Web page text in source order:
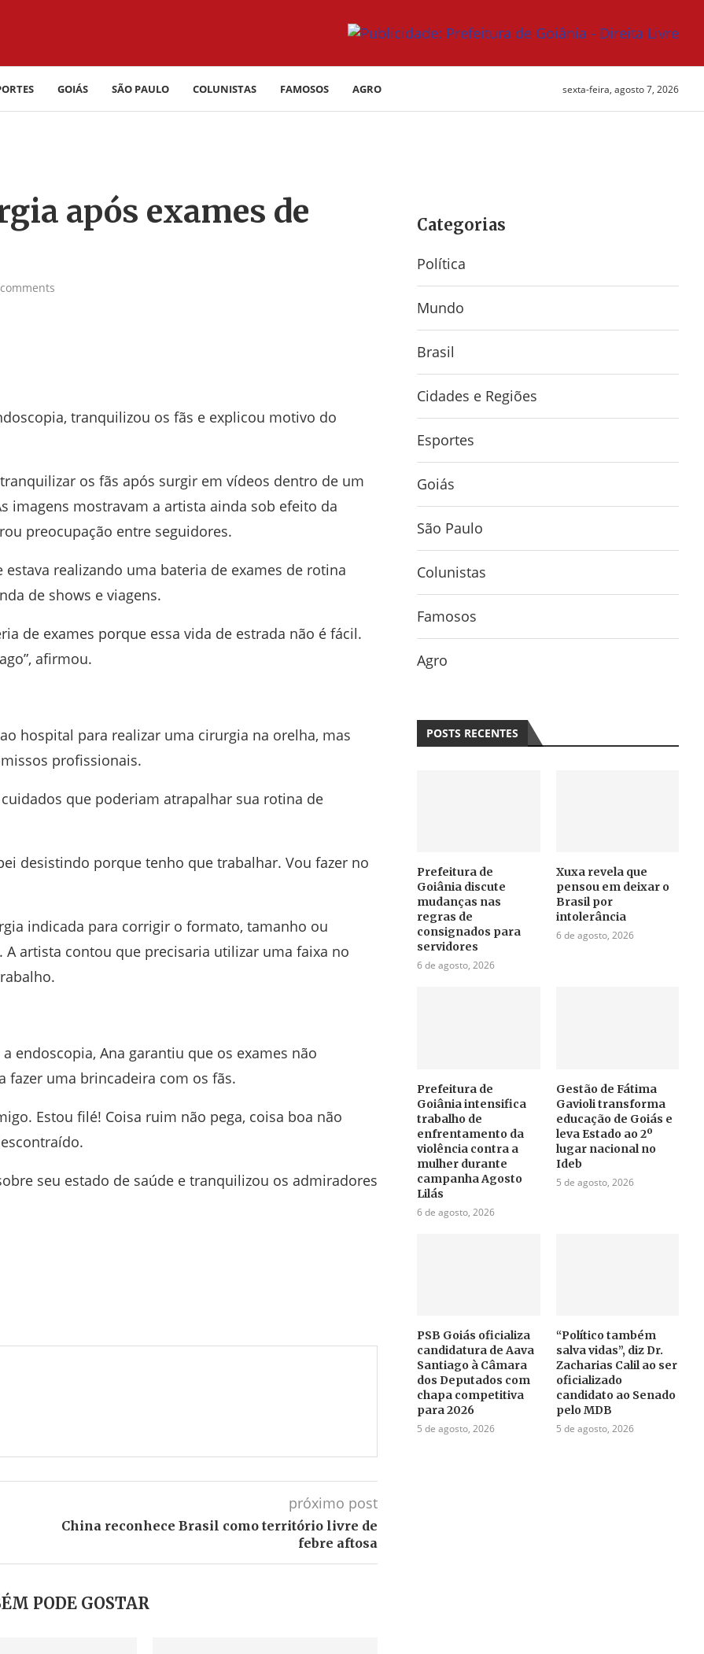
GOIÁS SÃO PAULO COLUNISTAS FAMOSOS AGRO sexta-feira, agosto 7, 2026
após exames de
tranquilizou os fãs e explicou motivo do
os fãs após surgir em vídeos dentro de um
imagens mostravam a artista ainda sob efeito da
preocupação entre seguidores.
realizando uma bateria de exames de rotina
de shows e viagens.
de exames porque essa vida de estrada não é fácil.
afirmou.
hospital para realizar uma cirurgia na orelha, mas
profissionais.
que poderiam atrapalhar sua rotina de
desistindo porque tenho que trabalhar. Vou fazer no
indicada para corrigir o formato, tamanho ou
artista contou que precisaria utilizar uma faixa no
endoscopia, Ana garantiu que os exames não
fazer uma brincadeira com os fãs.
Estou filé! Coisa ruim não pega, coisa boa não
seu estado de saúde e tranquilizou os admiradores
próximo post
China reconhece Brasil como território livre de
febre aftosa
PODE GOSTAR
Categorias
Política
Mundo
Brasil
Cidades e Regiões
Esportes
Goiás
São Paulo
Colunistas
Famosos
Agro
POSTS RECENTES
Prefeitura de
Goiânia discute
mudanças nas
regras de
consignados para
servidores
6 de agosto, 2026
Xuxa revela que
pensou em deixar o
Brasil por
intolerância
6 de agosto, 2026
Prefeitura de
Goiânia intensifica
trabalho de
enfrentamento da
violência contra a
mulher durante
campanha Agosto
Lilás
6 de agosto, 2026
Gestão de Fátima
Gavioli transforma
educação de Goiás e
leva Estado ao 2º
lugar nacional no
Ideb
5 de agosto, 2026
PSB Goiás oficializa
candidatura de Aava
Santiago à Câmara
dos Deputados com
chapa competitiva
para 2026
5 de agosto, 2026
“Político também
salva vidas”, diz Dr.
Zacharias Calil ao ser
oficializado
candidato ao Senado
pelo MDB
5 de agosto, 2026